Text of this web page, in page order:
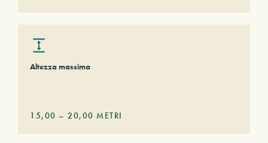
Altezza massima
15,00 – 20,00 METRI